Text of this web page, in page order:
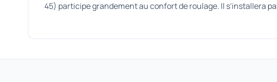
45) participe grandement au confort de roulage. Il s'installera